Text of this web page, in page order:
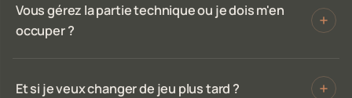
Vous gérez la partie technique ou je dois m'en
occuper ?
Et si je veux changer de jeu plus tard ?